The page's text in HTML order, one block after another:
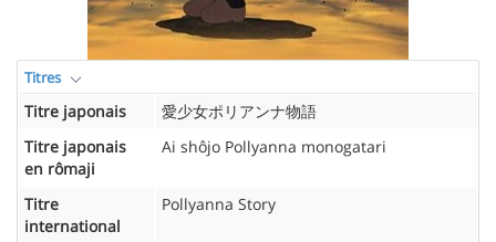
Titres
Titre japonais
愛少女ポリアンナ物語
Titre japonais
en rômaji
Ai shôjo Pollyanna monogatari
Titre
international
Pollyanna Story